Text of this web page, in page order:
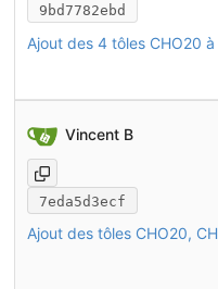
9bd7782ebd
Ajout des 4 tôles CHO20
Vincent B
7eda5d3ecf
Ajout des tôles CHO20,